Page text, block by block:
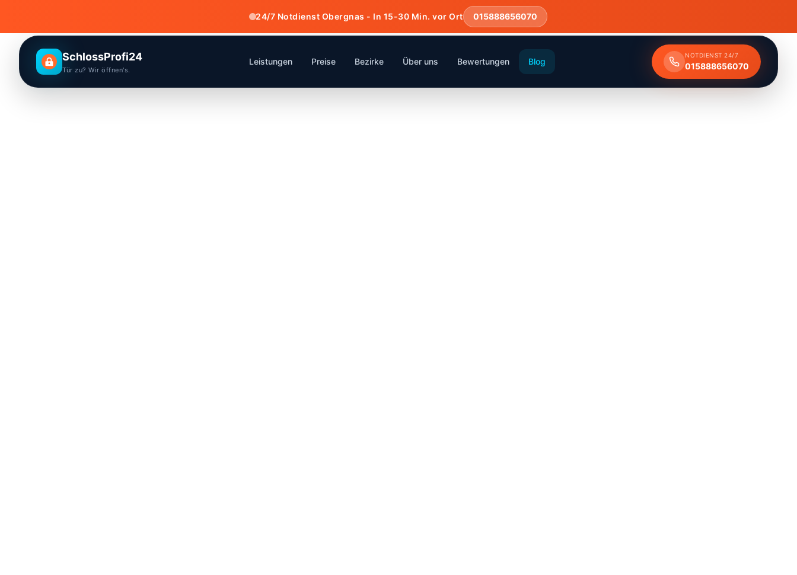
24/7 Notdienst Obergnas - In 15-30 Min. vor Ort 015888656070
SchlossProfi24
Tür zu? Wir öffnen's.
Leistungen Preise Bezirke Über uns Bewertungen Blog
NOTDIENST 24/7
015888656070